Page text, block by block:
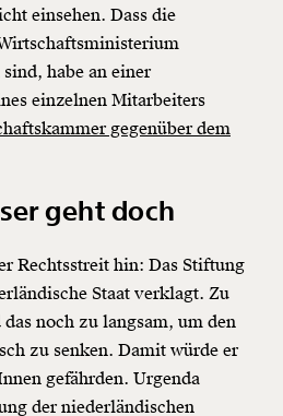
einsehen. Dass die
habe an einer
einzelnen Mitarbeiters
gegenüber dem
geht doch
Rechtsstreit hin: Das Stiftung
Staat verklagt. Zu
noch zu langsam, um den
zu senken. Damit würde er
gefährden. Urgenda
der niederländischen